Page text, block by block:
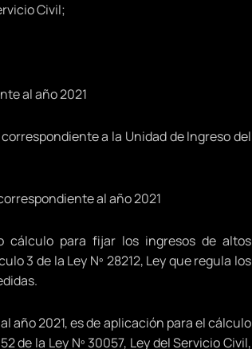
Civil;
al año 2021
a la Unidad de Ingreso del
al año 2021
cálculo para fijar los ingresos de altos
3 de la Ley Nº 28212, Ley que regula los
año 2021, es de aplicación para el cálculo
la Ley Nº 30057, Ley del Servicio Civil,